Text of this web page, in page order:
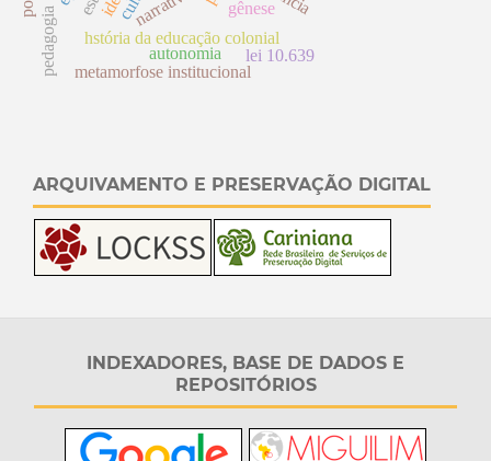
hstória da educação colonial
pedagogia gênese
autonomia
metamorfose institucional
lei 10.639
ARQUIVAMENTO E PRESERVAÇÃO DIGITAL
INDEXADORES, BASE DE DADOS E
REPOSITÓRIOS